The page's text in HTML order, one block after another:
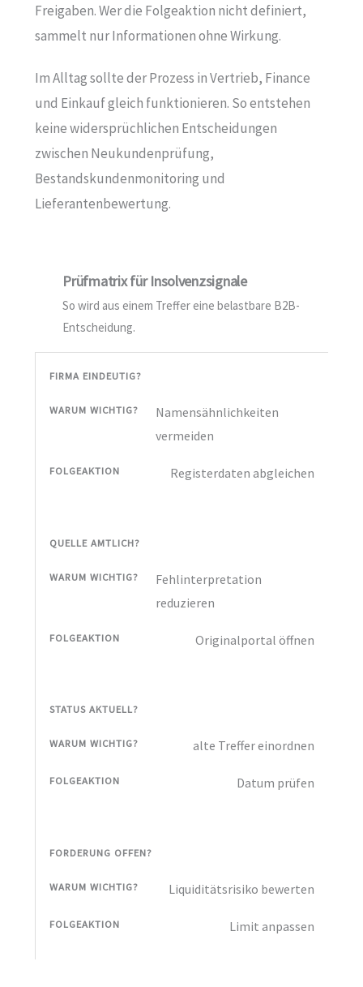
Freigaben. Wer die Folgeaktion nicht definiert,
sammelt nur Informationen ohne Wirkung.
Im Alltag sollte der Prozess in Vertrieb, Finance
und Einkauf gleich funktionieren. So entstehen
keine widersprüchlichen Entscheidungen
zwischen Neukundenprüfung,
Bestandskundenmonitoring und
Lieferantenbewertung.
Prüfmatrix für Insolvenzsignale
So wird aus einem Treffer eine belastbare B2B-
Entscheidung.
FIRMA EINDEUTIG?
Namensähnlichkeiten
vermeiden
Registerdaten abgleichen
QUELLE AMTLICH?
Fehlinterpretation
reduzieren
Originalportal öffnen
STATUS AKTUELL?
alte Treffer einordnen
Datum prüfen
FORDERUNG OFFEN?
Liquiditätsrisiko bewerten
Limit anpassen